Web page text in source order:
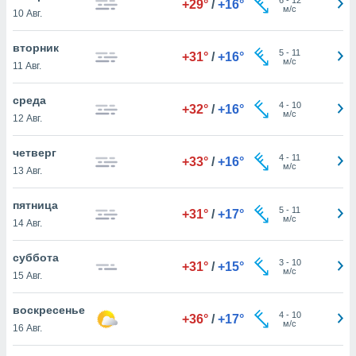
действия
рекламу
нашей
cookie
cookie
в
нашего
10 Авг.
+29° / +16°
м/с
вторник
11 Авг.
+31° / +16° 5- 11
м/с
среда
12 Авг.
+32° / +16° 4- 10
м/с
четверг
13 Авг.
+33° / +16° 4- 11
м/с
пятница
14 Авг.
+31° / +17° 5- 11
м/с
суббота
15 Авг.
+31° / +15° 3- 10
м/с
воскресенье
16 Авг.
+36° / +17° 4- 10
м/с